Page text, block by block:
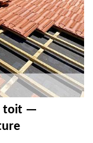
toit —